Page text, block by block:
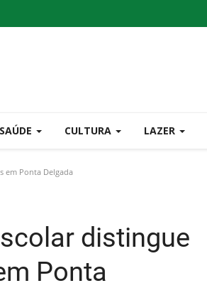
SAÚDE CULTURA LAZER
em Ponta Delgada
distingue
Ponta